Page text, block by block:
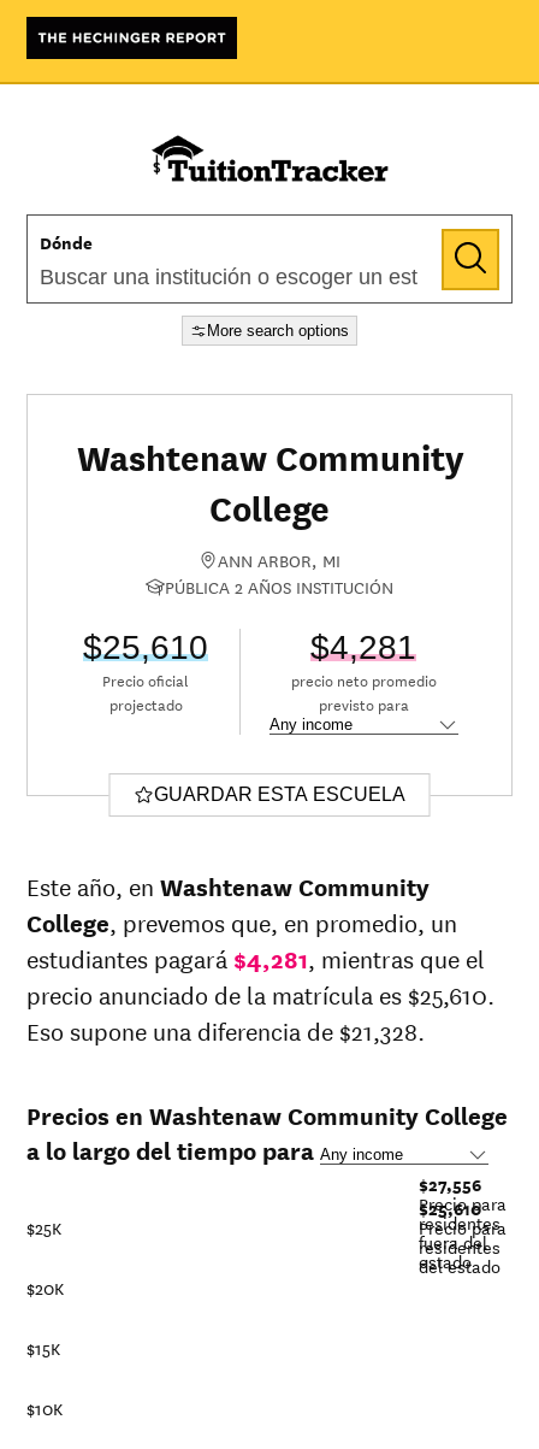
Dónde
More search options
Washtenaw Community
College
ANN ARBOR, MI
PÚBLICA 2 AÑOS INSTITUCIÓN
$25,610
Precio oficial
projectado
$4,281
precio neto promedio
previsto para
GUARDAR ESTA ESCUELA
Este año, enWashtenaw Community
College, prevemos que, en promedio, un
estudiantes pagará $4,281, mientras que el
precio anunciado de la matrícula es $25,610.
Eso supone una diferencia de $21,328.
Precios en Washtenaw Community College
a lo largo del tiempo para
$10K
$15K
$20K
$25K
$27,556
Precio para
residentes
fuera del
estado
$25,610
Precio para
residentes
del estado